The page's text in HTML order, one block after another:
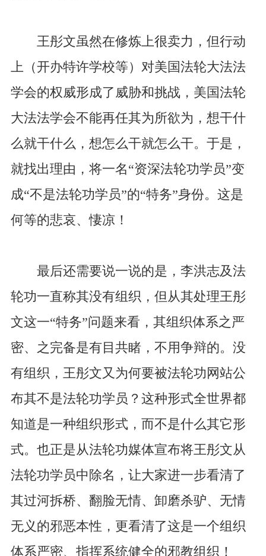
王彤文虽然在修炼上很卖力，但行动
上（开办特许学校等）对美国法轮大法法
学会的权威形成了威胁和挑战，美国法轮
大法法学会不能再任其为所欲为，想干什
么就干什么，想怎么干就怎么干。于是，
就找出理由，将一名“资深法轮功学员”变
成“不是法轮功学员”的“特务”身份。这是
何等的悲哀、悽凉！
最后还需要说一说的是，李洪志及法
轮功一直称其没有组织，但从其处理王彤
文这一“特务”问题来看，其组织体系之严
密、之完备是有目共睹，不用争辩的。没
有组织，王彤文又为何要被法轮功网站公
布其不是法轮功学员？这种形式全世界都
知道是一种组织形式，而不是什么其它形
式。也正是从法轮功媒体宣布将王彤文从
法轮功学员中除名，让大家进一步看清了
其过河拆桥、翻脸无情、卸磨杀驴、无情
无义的邪恶本性，更看清了这是一个组织
体系严密、指挥系统健全的邪教组织！